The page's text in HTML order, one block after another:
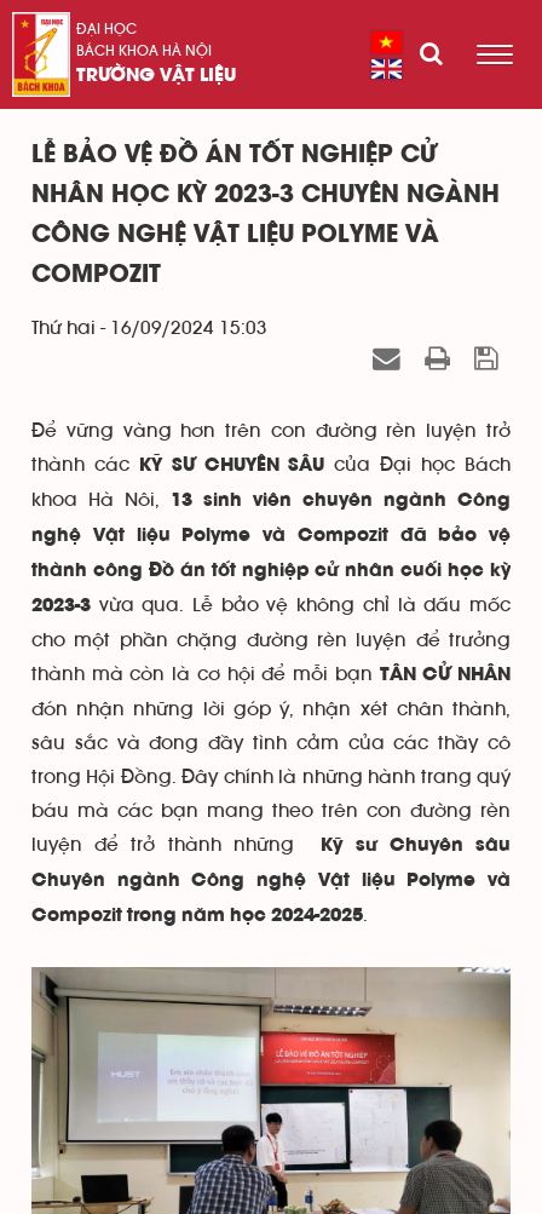
ĐẠI HỌC
BÁCH KHOA HÀ NỘI
TRƯỜNG VẬT LIỆU
LỄ BẢO VỆ ĐỒ ÁN TỐT NGHIỆP CỬ
NHÂN HỌC KỲ 2023-3 CHUYÊN NGÀNH
CÔNG NGHỆ VẬT LIỆU POLYME VÀ
COMPOZIT
Thứ hai - 16/09/2024 15:03
Để vững vàng hơn trên con đường rèn luyện trở
thành các
KỸ SƯ CHUYÊN SÂU của Đại học Bách
khoa Hà Nôi,
13 sinh viên chuyên ngành Công
nghệ Vật liệu Polyme và Compozit đã bảo vệ
thành công Đồ án tốt nghiệp cử nhân cuối học kỳ
2023-3 vừa qua. Lễ bảo vệ không chỉ là dấu mốc
cho một phần chặng đường rèn luyện để trưởng
thành mà còn là cơ hội để mỗi bạn TÂN CỬ NHÂN
đón nhận những lời góp ý, nhận xét chân thành,
sâu sắc và đong đầy tình cảm của các thầy cô
trong Hội Đồng. Đây chính là những hành trang quý
báu mà các bạn mang theo trên con đường rèn
luyện để trở thành những
Kỹ sư Chuyên sâu
Chuyên ngành Công nghệ Vật liệu Polyme và
Compozit trong năm học 2024-2025